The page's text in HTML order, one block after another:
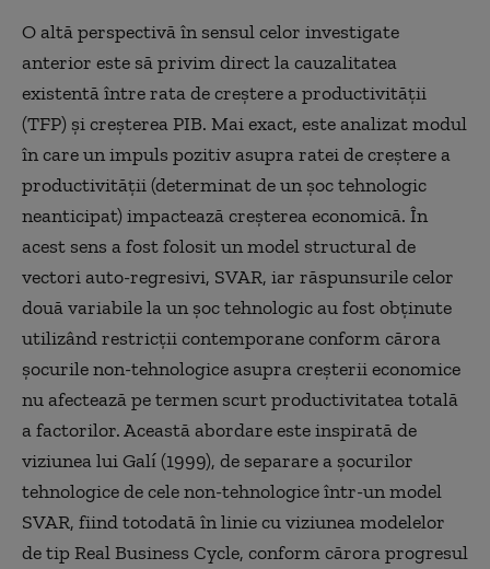
O altă perspectivă în sensul celor investigate
anterior este să privim direct la cauzalitatea
existentă între rata de creștere a productivității
(TFP) și creșterea PIB. Mai exact, este analizat modul
în care un impuls pozitiv asupra ratei de creștere a
productivității (determinat de un șoc tehnologic
neanticipat) impactează creșterea economică. În
acest sens a fost folosit un model structural de
vectori auto-regresivi, SVAR, iar răspunsurile celor
două variabile la un șoc tehnologic au fost obținute
utilizând restricții contemporane conform cărora
șocurile non-tehnologice asupra creșterii economice
nu afectează pe termen scurt productivitatea totală
a factorilor. Această abordare este inspirată de
viziunea lui Galí (1999), de separare a șocurilor
tehnologice de cele non-tehnologice într-un model
SVAR, fiind totodată în linie cu viziunea modelelor
de tip Real Business Cycle, conform cărora progresul